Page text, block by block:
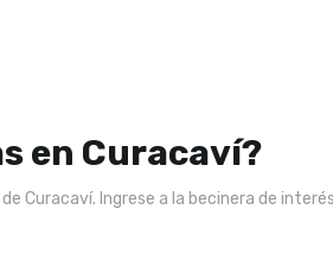
en Curacaví?
Curacaví. Ingrese a la becinera de